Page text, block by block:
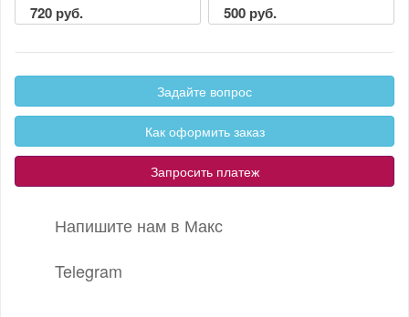
720 руб. 500 руб.
Задайте вопрос
Как оформить заказ
Запросить платеж
Напишите нам в Макс
Telegram